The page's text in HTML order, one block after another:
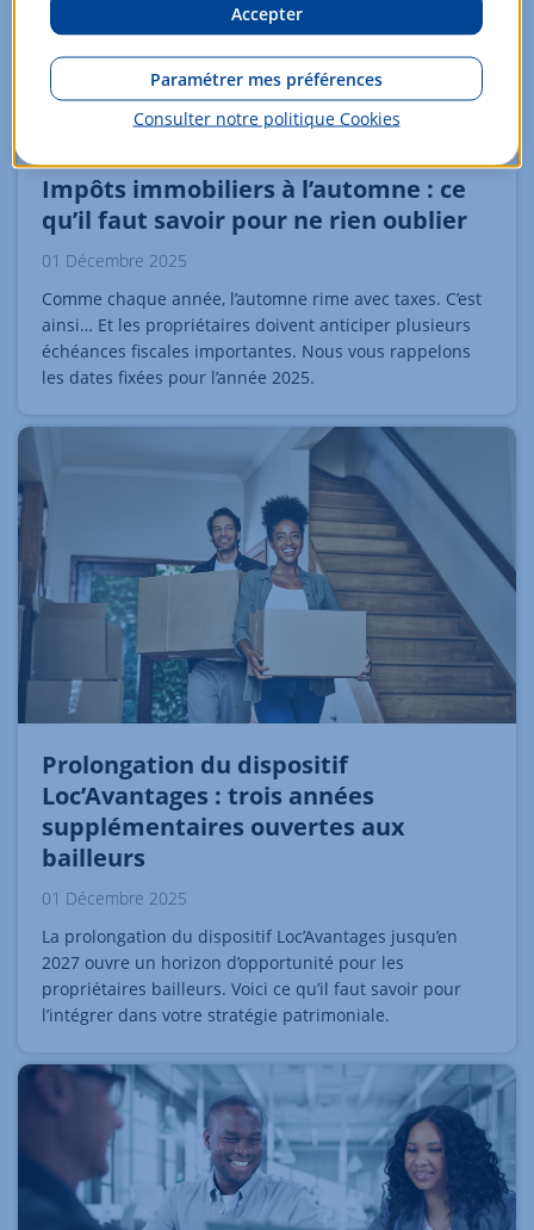
Impôts immobiliers à l’automne : ce
qu’il faut savoir pour ne rien oublier
01 Décembre 2025
Comme chaque année, l’automne rime avec taxes. C’est
ainsi… Et les propriétaires doivent anticiper plusieurs
échéances fiscales importantes. Nous vous rappelons
les dates fixées pour l’année 2025.
Prolongation du dispositif
Loc’Avantages : trois années
supplémentaires ouvertes aux
bailleurs
01 Décembre 2025
La prolongation du dispositif Loc’Avantages jusqu’en
2027 ouvre un horizon d’opportunité pour les
propriétaires bailleurs. Voici ce qu’il faut savoir pour
l’intégrer dans votre stratégie patrimoniale.
Accepter
Paramétrer mes préférences
Consulter notre politique Cookies